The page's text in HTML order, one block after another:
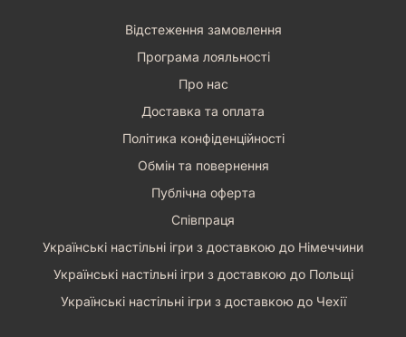
Відстеження замовлення
Програма лояльності
Про нас
Доставка та оплата
Політика конфіденційності
Обмін та повернення
Публічна оферта
Співпраця
Українські настільні ігри з доставкою до Німеччини
Українські настільні ігри з доставкою до Польщі
Українські настільні ігри з доставкою до Чехії